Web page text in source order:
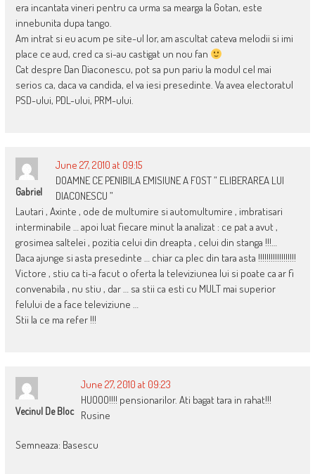
era incantata vineri pentru ca urma sa mearga la Gotan, este
innebunita dupa tango.
Am intrat si eu acum pe site-ul lor, am ascultat cateva melodii si imi
place ce aud, cred ca si-au castigat un nou fan
Cat despre Dan Diaconescu, pot sa pun pariu la modul cel mai
serios ca, daca va candida, el va iesi presedinte. Va avea electoratul
PSD-ului, PDL-ului, PRM-ului.
Gabriel
June 27, 2010 at 09:15
DOAMNE CE PENIBILA EMISIUNE A FOST ” ELIBERAREA LUI
DIACONESCU ”
Lautari , Axinte , ode de multumire si automultumire , imbratisari
interminabile … apoi luat fiecare minut la analizat : ce pat a avut ,
grosimea saltelei , pozitia celui din dreapta , celui din stanga !!!…
Daca ajunge si asta presedinte … chiar ca plec din tara asta !!!!!!!!!!!!!!!!!!
Victore , stiu ca ti-a facut o oferta la televiziunea lui si poate ca ar fi
convenabila , nu stiu , dar … sa stii ca esti cu MULT mai superior
felului de a face televiziune …
Stii la ce ma refer !!!
Vecinul De Bloc
June 27, 2010 at 09:23
HUOOO!!!! pensionarilor. Ati bagat tara in rahat!!!
Rusine
Semneaza: Basescu